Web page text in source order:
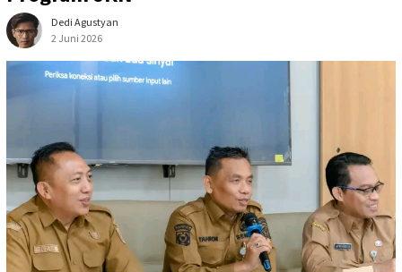
Dedi Agustyan
2 Juni 2026